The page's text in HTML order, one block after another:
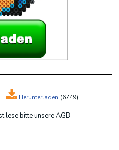
Herunterladen (6749)
lese bitte unsere AGB